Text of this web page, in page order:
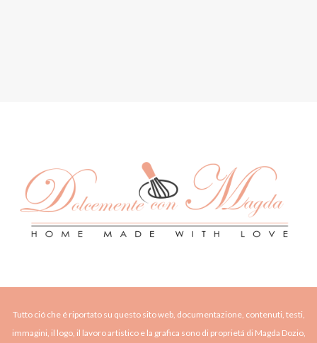
Tutto ció che é riportato su questo sito web, documentazione, contenuti, testi,
immagini, il logo, il lavoro artistico e la grafica sono di proprietá di Magda Dozio,